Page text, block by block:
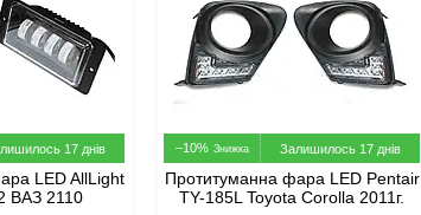
17 днів
LED AllLight
ВАЗ 2110
–10% Залишилось 17 днів
Протитуманна фара LED Pentair
TY-185L Toyota Corolla 2011г.